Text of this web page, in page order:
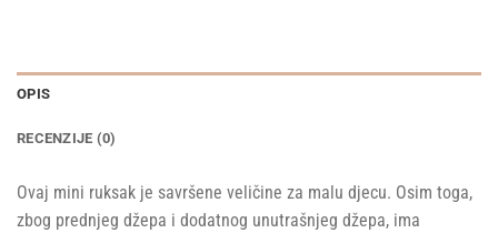
OPIS
RECENZIJE (0)
Ovaj mini ruksak je savršene veličine za malu djecu. Osim toga,
zbog prednjeg džepa i dodatnog unutrašnjeg džepa, ima